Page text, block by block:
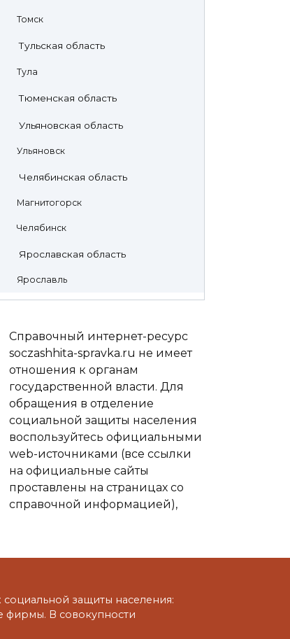
Томск
Тульская область
Тула
Тюменская область
Ульяновская область
Ульяновск
Челябинская область
Магнитогорск
Челябинск
Ярославская область
Ярославль
Справочный интернет-ресурс
soczashhita-spravka.ru не имеет
отношения к органам
государственной власти. Для
обращения в отделение
социальной защиты населения
воспользуйтесь официальными
web-источниками (все ссылки
на официальные сайты
проставлены на страницах со
справочной информацией),
защиты населения:
фирмы. В совокупности